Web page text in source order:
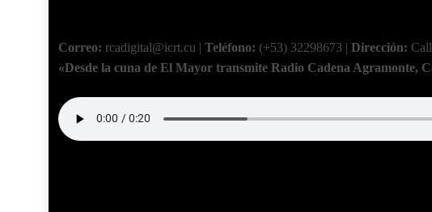
Correo: rcadigital@icrt.cu | Teléfono: (+53) 32298673 | Dirección:
«Desde la cuna de El Mayor transmite Radio Cadena Agramonte,